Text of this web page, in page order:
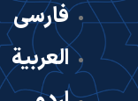
فارسی
العربية